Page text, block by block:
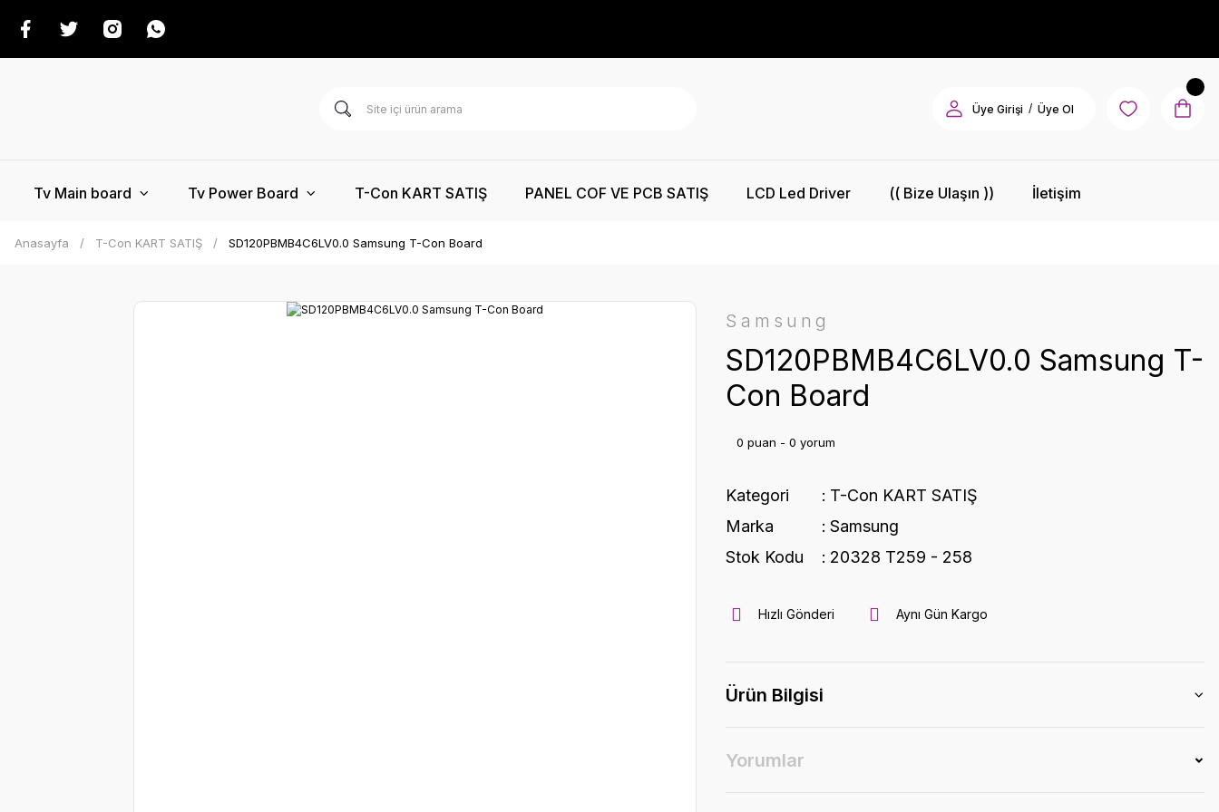
Üye Girişi / Üye Ol
Tv Main board Tv Power Board T-Con KART SATIŞ PANEL COF VE PCB SATIŞ LCD Led Driver (( Bize Ulaşın )) İletişim
Anasayfa T-Con KART SATIŞ SD120PBMB4C6LV0.0 Samsung T-Con Board
Samsung
SD120PBMB4C6LV0.0 Samsung T-
Con Board
0 puan - 0 yorum
Kategori
T-Con KART SATIŞ
Marka
Samsung
Stok Kodu
20328 T259 - 258
Hızlı Gönderi Aynı Gün Kargo
Ürün Bilgisi
Yorumlar